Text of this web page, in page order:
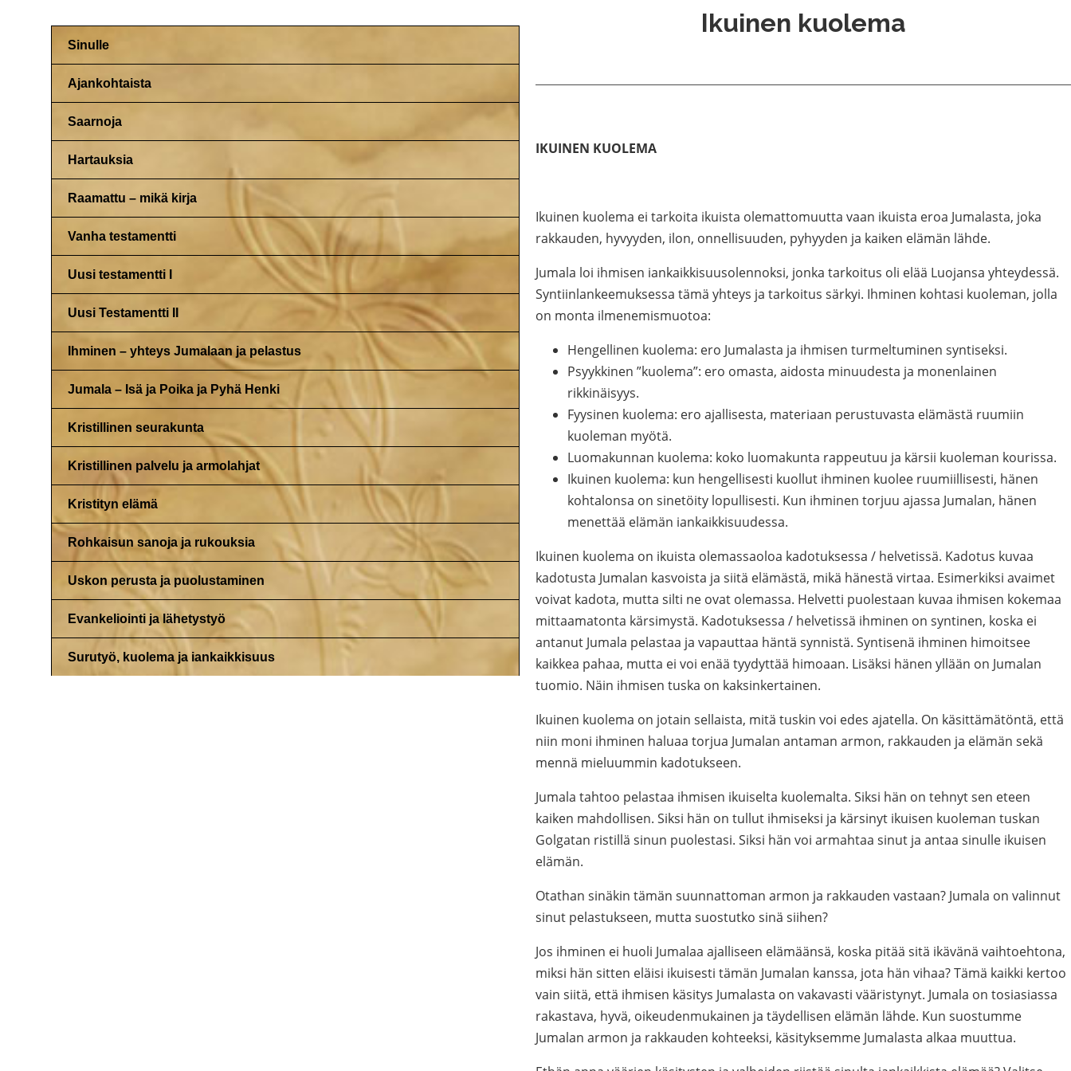
Sinulle
Ajankohtaista
Saarnoja
Hartauksia
Raamattu – mikä kirja
Vanha testamentti
Uusi testamentti I
Uusi Testamentti II
Ihminen – yhteys Jumalaan ja pelastus
Jumala – Isä ja Poika ja Pyhä Henki
Kristillinen seurakunta
Kristillinen palvelu ja armolahjat
Kristityn elämä
Rohkaisun sanoja ja rukouksia
Uskon perusta ja puolustaminen
Evankeliointi ja lähetystyö
Surutyö, kuolema ja iankaikkisuus
Ikuinen kuolema
IKUINEN KUOLEMA
Ikuinen kuolema ei tarkoita ikuista olemattomuutta vaan ikuista eroa Jumalasta, joka
rakkauden, hyvyyden, ilon, onnellisuuden, pyhyyden ja kaiken elämän lähde.
Jumala loi ihmisen iankaikkisuusolennoksi, jonka tarkoitus oli elää Luojansa yhteydessä.
Syntiinlankeemuksessa tämä yhteys ja tarkoitus särkyi. Ihminen kohtasi kuoleman, jolla
on monta ilmenemismuotoa:
Hengellinen kuolema: ero Jumalasta ja ihmisen turmeltuminen syntiseksi.
Psyykkinen ”kuolema”: ero omasta, aidosta minuudesta ja monenlainen
rikkinäisyys.
Fyysinen kuolema: ero ajallisesta, materiaan perustuvasta elämästä ruumiin
kuoleman myötä.
Luomakunnan kuolema: koko luomakunta rappeutuu ja kärsii kuoleman kourissa.
Ikuinen kuolema: kun hengellisesti kuollut ihminen kuolee ruumiillisesti, hänen
kohtalonsa on sinetöity lopullisesti. Kun ihminen torjuu ajassa Jumalan, hänen
menettää elämän iankaikkisuudessa.
Ikuinen kuolema on ikuista olemassaoloa kadotuksessa / helvetissä. Kadotus kuvaa
kadotusta Jumalan kasvoista ja siitä elämästä, mikä hänestä virtaa. Esimerkiksi avaimet
voivat kadota, mutta silti ne ovat olemassa. Helvetti puolestaan kuvaa ihmisen kokemaa
mittaamatonta kärsimystä. Kadotuksessa / helvetissä ihminen on syntinen, koska ei
antanut Jumala pelastaa ja vapauttaa häntä synnistä. Syntisenä ihminen himoitsee
kaikkea pahaa, mutta ei voi enää tyydyttää himoaan. Lisäksi hänen yllään on Jumalan
tuomio. Näin ihmisen tuska on kaksinkertainen.
Ikuinen kuolema on jotain sellaista, mitä tuskin voi edes ajatella. On käsittämätöntä, että
niin moni ihminen haluaa torjua Jumalan antaman armon, rakkauden ja elämän sekä
mennä mieluummin kadotukseen.
Jumala tahtoo pelastaa ihmisen ikuiselta kuolemalta. Siksi hän on tehnyt sen eteen
kaiken mahdollisen. Siksi hän on tullut ihmiseksi ja kärsinyt ikuisen kuoleman tuskan
Golgatan ristillä sinun puolestasi. Siksi hän voi armahtaa sinut ja antaa sinulle ikuisen
elämän.
Otathan sinäkin tämän suunnattoman armon ja rakkauden vastaan? Jumala on valinnut
sinut pelastukseen, mutta suostutko sinä siihen?
Jos ihminen ei huoli Jumalaa ajalliseen elämäänsä, koska pitää sitä ikävänä vaihtoehtona,
miksi hän sitten eläisi ikuisesti tämän Jumalan kanssa, jota hän vihaa? Tämä kaikki kertoo
vain siitä, että ihmisen käsitys Jumalasta on vakavasti vääristynyt. Jumala on tosiasiassa
rakastava, hyvä, oikeudenmukainen ja täydellisen elämän lähde. Kun suostumme
Jumalan armon ja rakkauden kohteeksi, käsityksemme Jumalasta alkaa muuttua.